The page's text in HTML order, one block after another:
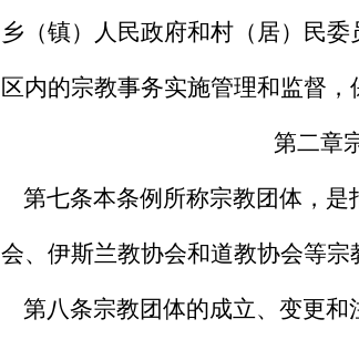
乡（镇）人民政府和村（居）民
区内的宗教事务实施管理和监督，
第二章
第七条本条例所称宗教团体，
会、伊斯兰教协会和道教协会等宗
第八条宗教团体的成立、变更